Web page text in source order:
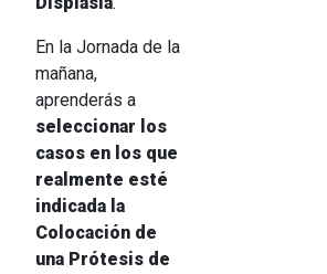
En la Jornada de la
mañana,
aprenderás a
seleccionar los
casos en los que
realmente esté
indicada la
Colocación de
una Prótesis de